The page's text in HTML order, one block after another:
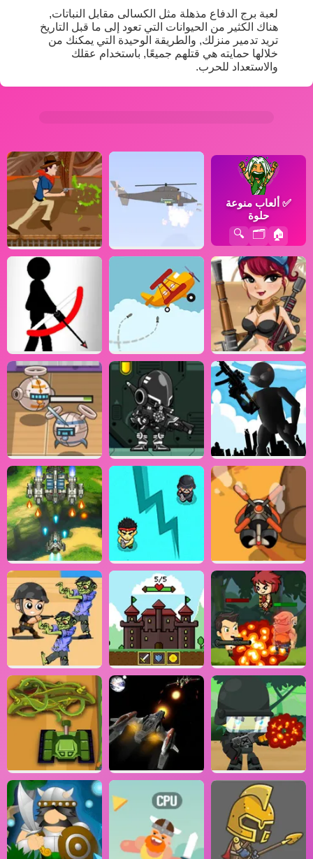
لعبة برج الدفاع مذهلة مثل الكسالى مقابل النباتات,
هناك الكثير من الحيوانات التي تعود إلى ما قبل التاريخ
تريد تدمير منزلك, والطريقة الوحيدة التي يمكنك من
خلالها حمايته هي قتلهم جميعًا, باستخدام عقلك
والاستعداد للحرب.
✅ ألعاب منوعة
حلوة
🏠
🗂️
🔍